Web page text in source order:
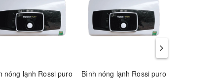
nóng lạnh Rossi puro
Bình nóng lạnh Rossi puro